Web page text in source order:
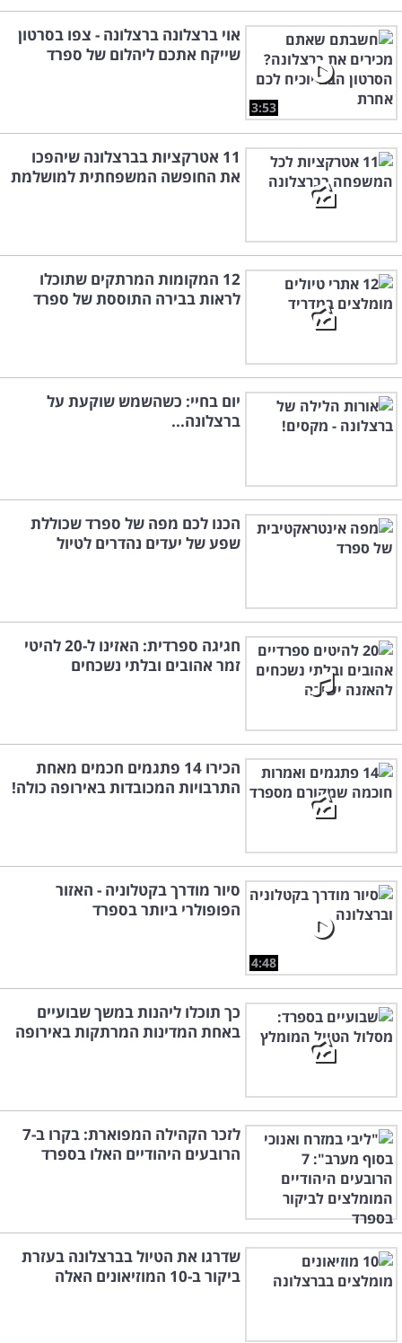
3:53
אוי ברצלונה ברצלונה - צפו בסרטון
שייקח אתכם ליהלום של ספרד
11 אטרקציות בברצלונה שיהפכו
את החופשה המשפחתית למושלמת
12 המקומות המרתקים שתוכלו
לראות בבירה התוססת של ספרד
יום בחיי: כשהשמש שוקעת על
ברצלונה...
הכנו לכם מפה של ספרד שכוללת
שפע של יעדים נהדרים לטיול
חגיגה ספרדית: האזינו ל-20 להיטי
זמר אהובים ובלתי נשכחים
הכירו 14 פתגמים חכמים מאחת
התרבויות המכובדות באירופה כולה!
4:48
סיור מודרך בקטלוניה - האזור
הפופולרי ביותר בספרד
כך תוכלו ליהנות במשך שבועיים
באחת המדינות המרתקות באירופה
לזכר הקהילה המפוארת: בקרו ב-7
הרובעים היהודיים האלו בספרד
שדרגו את הטיול בברצלונה בעזרת
ביקור ב-10 המוזיאונים האלה